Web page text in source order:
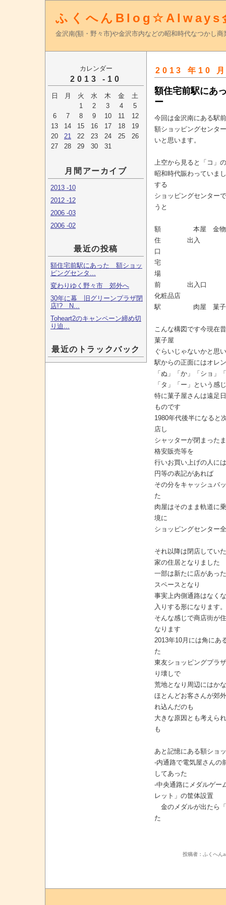
ふくへんBlog☆Always
金沢南(額・野々市)や金沢市内などの昭和時代なつかし
カレンダー
2013 -10
日 月 火 水 木 金
土
1
2 3 4
5
6
7 8 9 10 11
12
13
14 15 16 17 18
19
20
21 22 23 24 25
26
27
28 29 30 31
月間アーカイブ
2013 -10
2012 -12
2006 -03
2006 -02
最近の投稿
額住宅前駅にあった 額ショッ
ピングセンタ...
変わりゆく野々市 郊外へ
30年に幕 旧グリーンプラザ閉
店!? N...
Toheart2のキャンペーン締め切
り迫...
最近のトラックバック
2013 年10
額住宅前駅にあ
ー
今回は金沢南にある駅
額ショッピングセンタ
いと思います。
上空から見ると「コ」
昭和時代賑わっていま
する
ショッピングセンター
うと
額 本屋 金物店
住 出入
口
宅
場 出
前
化粧品店
駅 肉屋 菓子屋
こんな構図です今現在
菓子屋
ぐらいじゃないかと思
駅からの正面にはオレ
「ぬ」「か」「ショ」
「タ」「ー」という感
特に菓子屋さんは遠足
ものです
1980年代後半になると
店し
シャッターが閉まった
格安販売等を
行いお買い上げの人に
円等の表記があれば
その分をキャッシュバ
た
肉屋はそのまま軌道に
境に
ショッピングセンター
それ以降は閉店してい
家の住居となりました
一部は新たに店があっ
スペースとなり
事実上内側通路はなく
入りする形になります。
そんな感じで商店街が
なります
2013年10月には角にあ
た
東友ショッピングプラ
り壊しで
荒地となり周辺にはか
ほとんどお客さんが郊
れ込んだのも
大きな原因とも考えら
も
あと記憶にある額ショ
-内通路で電気屋さんの
してあった
-中央通路にメダルゲー
レット」の筐体設置
金のメダルが出たら
た
投稿者：ふくへん